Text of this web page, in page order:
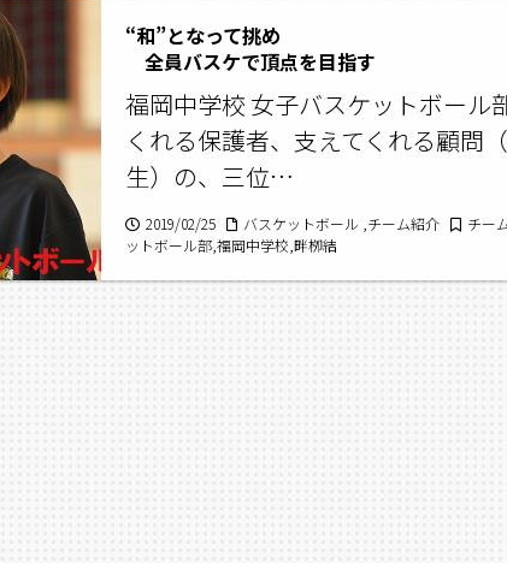
“和”となって挑め
全員バスケで頂点を目指す
福岡中学校 女子バスケットボール
くれる保護者、支えてくれる顧問
生）の、三位…
2019/02/25 バスケットボール ,チーム紹介
チー
ットボール部,福岡中学校,畔栁結